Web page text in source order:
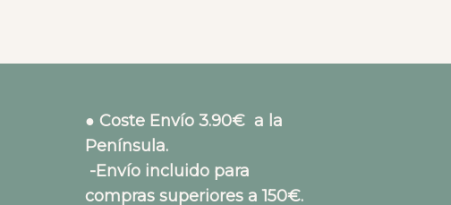
● Coste Envío 3.90€ a la
Península.
-Envío incluido para
compras superiores a 150€.